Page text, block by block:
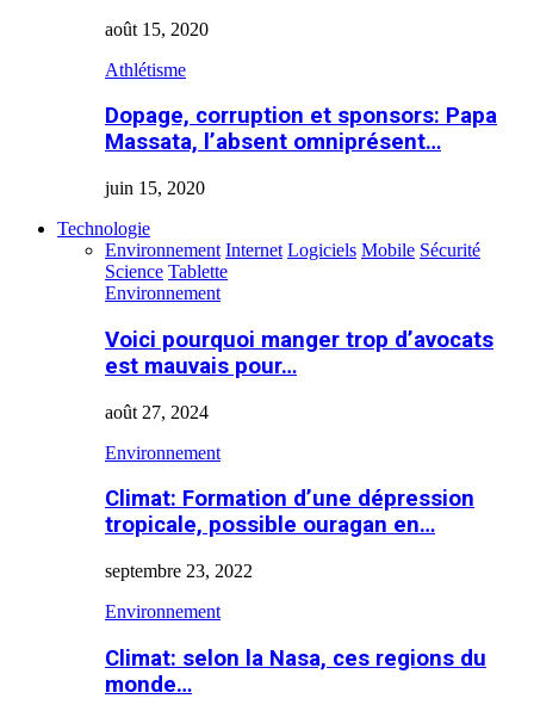
août 15, 2020
Athlétisme
Dopage, corruption et sponsors: Papa
Massata, l’absent omniprésent…
juin 15, 2020
Technologie
Environnement Internet Logiciels Mobile Sécurité
Science Tablette
Environnement
Voici pourquoi manger trop d’avocats
est mauvais pour…
août 27, 2024
Environnement
Climat: Formation d’une dépression
tropicale, possible ouragan en…
septembre 23, 2022
Environnement
Climat: selon la Nasa, ces regions du
monde…